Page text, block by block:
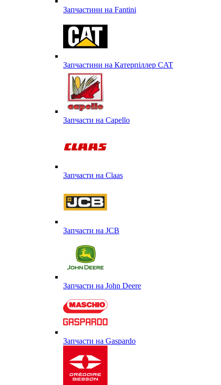
Запчастини на Fantini
Запчастини на Катерпіллер CAT
Запчасти на Capello
Запчасти на Сlaas
Запчасти на JCB
Запчасти на John Deere
Запчасти на Gaspardo